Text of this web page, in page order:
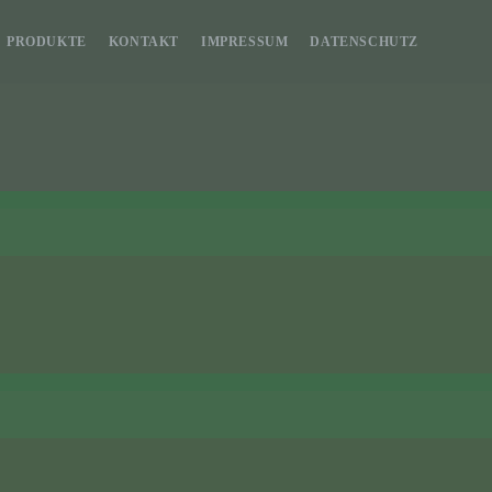
PRODUKTE KONTAKT IMPRESSUM DATENSCHUTZ